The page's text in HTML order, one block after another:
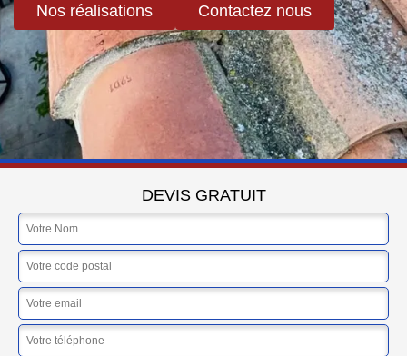
Nos réalisations Contactez nous
DEVIS GRATUIT